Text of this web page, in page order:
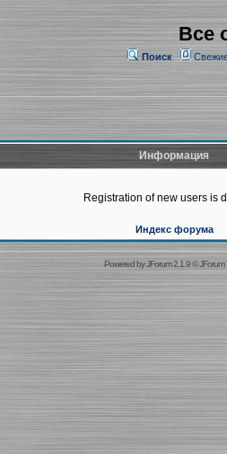
Все
Поиск
Информация
Registration of new users is
Индекс форума
Powered byJForum 2.1.9©JForum